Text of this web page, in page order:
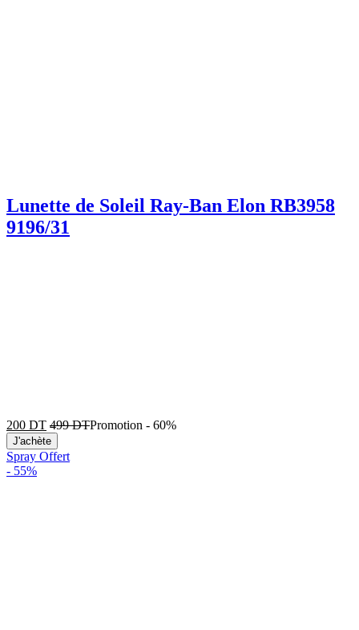
Lunette de Soleil Ray-Ban Elon RB3958
9196/31
200 DT 499DTPromotion - 60%
J'achète
Spray Offert
- 55%